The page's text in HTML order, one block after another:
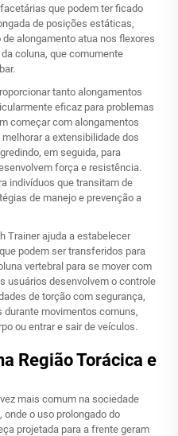
que podem ter ficado
de posições estáticas,
alongamento atua nos flexores
coluna, que comumente
tanto alongamentos
eficaz para problemas
começar com alongamentos
a extensibilidade dos
em seguida, para
força e resistência.
indivíduos que transitam de
de manejo e prevenção a
Trainerajuda a estabelecer
podem ser transferidos para
vertebral para se mover com
usuários desenvolvem o controle
de torção com segurança,
durante movimentos comuns,
ou entrar e sair de veículos.
Região Torácica e
mais comum na sociedade
o uso prolongado do
projetada para a frente geram